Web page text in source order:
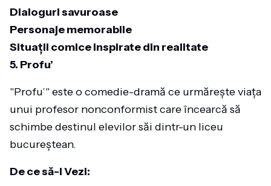
Dialoguri savuroase
Personaje memorabile
Situații comice inspirate din realitate
5. Profu’
"Profu’" este o comedie-dramă ce urmărește viața
unui profesor nonconformist care încearcă să
schimbe destinul elevilor săi dintr-un liceu
bucureștean.
De ce să-l Vezi: